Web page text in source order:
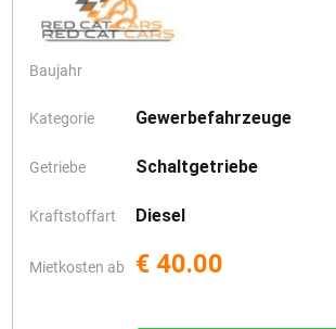
Baujahr
Kategorie Gewerbefahrzeuge
Getriebe Schaltgetriebe
Kraftstoffart Diesel
Mietkosten ab € 40.00